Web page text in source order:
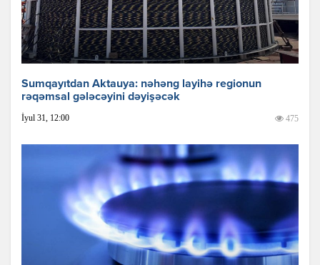
Sumqayıtdan Aktauya: nəhəng layihə regionun
rəqəmsal gələcəyini dəyişəcək
İyul 31, 12:00 475